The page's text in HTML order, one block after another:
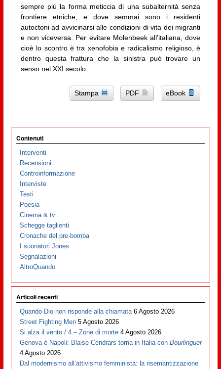
sempre più la forma meticcia di una subalternità senza
frontiere etniche, e dove semmai sono i residenti
autoctoni ad avvicinarsi alle condizioni di vita dei migranti
e non viceversa. Per evitare Molenbeek all’italiana, dove
cioè lo scontro è tra xenofobia e radicalismo religioso, è
dentro questa frattura che la sinistra può trovare un
senso nel XXI secolo.
Stampa PDF eBook
Contenuti
Interventi
Recensioni
Controinformazione
Interviste
Testi
Poesia
Cinema & tv
Schegge taglienti
Cronache del pre-bomba
I suonatori Jones
Segnalazioni
AltroQuando
Articoli recenti
Quando Dio non risponde alla chiamata 6 Agosto 2026
Street Fighting Men 5 Agosto 2026
Si alza il vento / 4 – Zone di morte 4 Agosto 2026
Genova è Napoli: Blaise Cendrars torna in Italia conBourlinguer
4 Agosto 2026
Dal modernismo all’attivismo femminista: la risemantizzazione